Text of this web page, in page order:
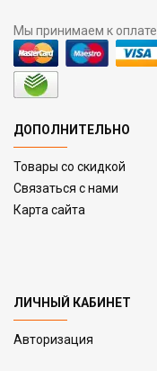
Мы принимаем к оплате
ДОПОЛНИТЕЛЬНО
Товары со скидкой
Связаться с нами
Карта сайта
ЛИЧНЫЙ КАБИНЕТ
Авторизация